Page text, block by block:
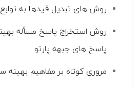
روش های تبدیل قیدها به
روش استخراج پاسخ مسأله
پاسخ های جبهه پارتو
مروری کوتاه بر مفاهیم بهینه